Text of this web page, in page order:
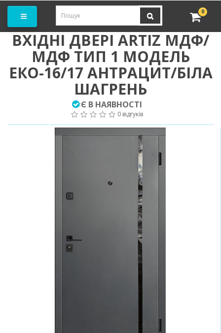
0
ВХІДНІ ДВЕРІ ARTIZ МДФ/
МДФ ТИП 1 МОДЕЛЬ
ЕКО-16/17 АНТРАЦИТ/БІЛА
ШАГРЕНЬ
:Є В НАЯВНОСТІ
0 відгуків